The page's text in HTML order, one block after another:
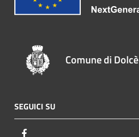
Comune di Dolcè
SEGUICI SU